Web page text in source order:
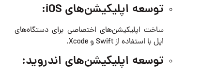
توسعه اپلیکیشن‌های iOS:
ساخت اپلیکیشن‌های اختصاصی برای دستگاه‌های
اپل با استفاده از Swift و Xcode.
توسعه اپلیکیشن‌های اندروید: